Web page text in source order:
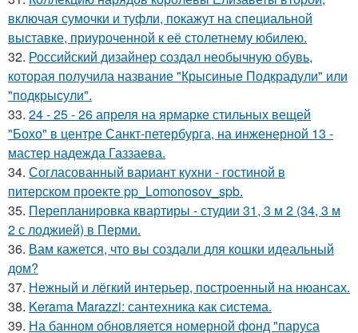
включая сумочки и туфли, покажут на специальной
выставке, приуроченной к её столетнему юбилею.
32. Российский дизайнер создал необычную обувь,
которая получила название "Крысиные Подкрадули" или
"подкрысули".
33. 24 - 25 - 26 апреля на ярмарке стильных вещей
"Бохо" в центре Санкт-петербурга, на инженерной 13 -
мастер надежда Газзаева.
34. Согласованный вариант кухни - гостиной в
питерском проекте pp_Lomonosov_spb.
35. Перепланировка квартиры - студии 31, 3 м 2 (34, 3 м
2 с лоджией) в Перми.
36. Вам кажется, что вы создали для кошки идеальный
дом?
37. Нежный и лёгкий интерьер, построенный на нюансах.
38. Kerama Marazzi: сантехника как система.
39. На банном обновляется номерной фонд "паруса